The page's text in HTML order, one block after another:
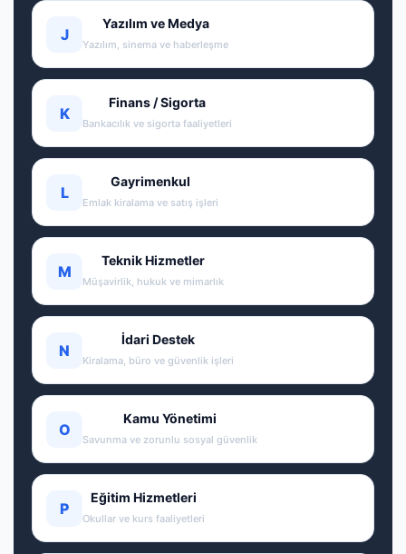
J
Yazılım ve Medya
Yazılım, sinema ve haberleşme
K
Finans / Sigorta
Bankacılık ve sigorta faaliyetleri
L
Gayrimenkul
Emlak kiralama ve satış işleri
M
Teknik Hizmetler
Müşavirlik, hukuk ve mimarlık
N
İdari Destek
Kiralama, büro ve güvenlik işleri
O
Kamu Yönetimi
Savunma ve zorunlu sosyal güvenlik
P
Eğitim Hizmetleri
Okullar ve kurs faaliyetleri